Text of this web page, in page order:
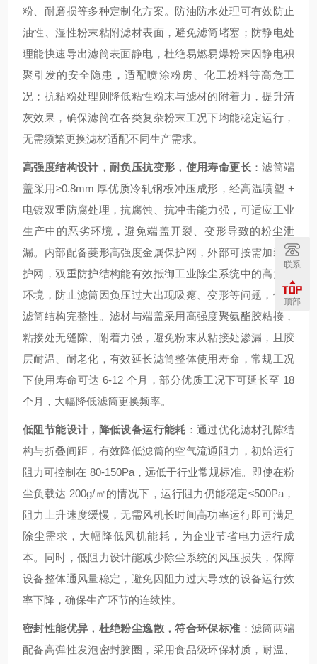
粉、耐磨损等多种定制化方案。防油防水处理可有效防止
油性、湿性粉末粘附滤材表面，避免滤筒堵塞；防静电处
理能快速导出滤筒表面静电，杜绝易燃易爆粉末因静电积
聚引发的安全隐患，适配喷涂粉房、化工粉料等高危工
况；抗粘粉处理则降低粘性粉末与滤材的附着力，提升清
灰效果，确保滤筒在各类复杂粉末工况下均能稳定运行，
无需频繁更换滤材适配不同生产需求。
高强度结构设计，耐负压抗变形，使用寿命更长：滤筒端
盖采用≥0.8mm 厚优质冷轧钢板冲压成形，经高温喷塑 +
电镀双重防腐处理，抗腐蚀、抗冲击能力强，可适应工业
生产中的恶劣环境，避免端盖开裂、变形导致的粉尘泄
漏。内部配备菱形高强度金属保护网，外部可按需加装防
护网，双重防护结构能有效抵御工业除尘系统中的高负压
环境，防止滤筒因负压过大出现吸瘪、变形等问题，保障
滤筒结构完整性。滤材与端盖采用高强度聚氨酯胶粘接，
粘接处无缝隙、附着力强，避免粉末从粘接处渗漏，且胶
层耐温、耐老化，有效延长滤筒整体使用寿命，常规工况
下使用寿命可达 6-12 个月，部分优质工况下可延长至 18
个月，大幅降低滤筒更换频率。
低阻节能设计，降低设备运行能耗 ：通过优化滤材孔隙结
构与折叠间距，有效降低滤筒的空气流通阻力，初始运行
阻力可控制在 80-150Pa，远低于行业常规标准。即使在粉
尘负载达 200g/㎡的情况下，运行阻力仍能稳定≤500Pa，
阻力上升速度缓慢，无需风机长时间高功率运行即可满足
除尘需求，大幅降低风机能耗，为企业节省电力运行成
本。同时，低阻力设计能减少除尘系统的风压损失，保障
设备整体通风量稳定，避免因阻力过大导致的设备运行效
率下降，确保生产环节的连续性。
密封性能优异，杜绝粉尘逸散，符合环保标准 ：滤筒两端
配备高弹性发泡密封胶圈，采用食品级环保材质，耐温、
联系
顶部